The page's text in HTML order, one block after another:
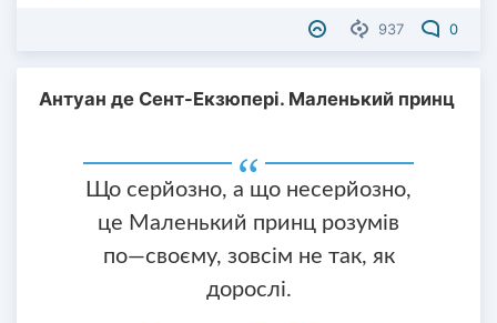
937 0
Антуан де Сент-Екзюпері. Маленький принц
Що серйозно, а що несерйозно,
це Маленький принц розумів
по—своєму, зовсім не так, як
дорослі.